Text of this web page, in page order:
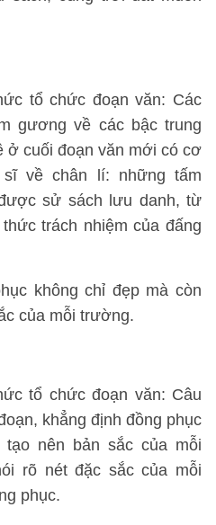
tổ chức đoạn văn: Các
gương về các bậc trung
ở cuối đoạn văn mới có cơ
về chân lí: những tấm
sử sách lưu danh, từ
trách nhiệm của đấng
không chỉ đẹp mà còn
của mỗi trường.
tổ chức đoạn văn: Câu
khẳng định đồng phục
tạo nên bản sắc của mỗi
rõ nét đặc sắc của mỗi
phục.